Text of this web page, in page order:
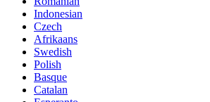
Indonesian
Czech
Afrikaans
Swedish
Polish
Basque
Catalan